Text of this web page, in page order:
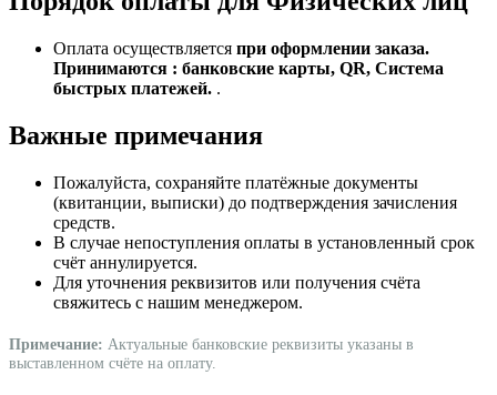
Оплата осуществляется при оформлении заказа.
Принимаются : банковские карты, QR, Система
быстрых платежей. .
Важные примечания
Пожалуйста, сохраняйте платёжные документы
(квитанции, выписки) до подтверждения зачисления
средств.
В случае непоступления оплаты в установленный срок
счёт аннулируется.
Для уточнения реквизитов или получения счёта
свяжитесь с нашим менеджером.
Примечание: Актуальные банковские реквизиты указаны в
выставленном счёте на оплату.